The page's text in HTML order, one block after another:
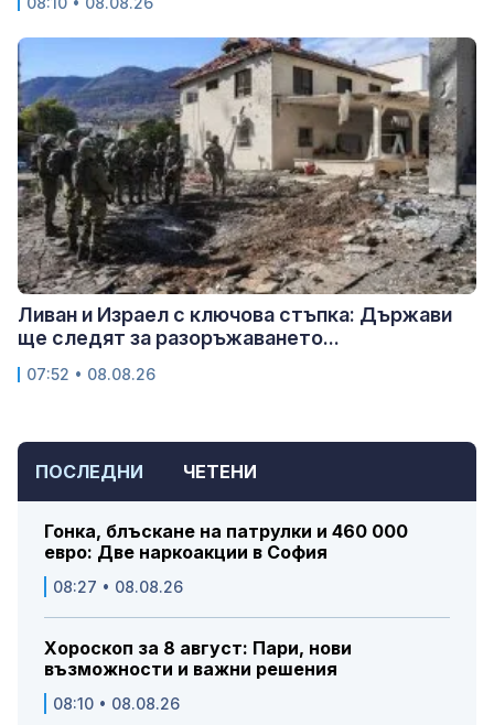
ПОСЛЕДНИ ЧЕТЕНИ
Гонка, блъскане на патрулки и 460 000
евро: Две наркоакции в София
08:27 • 08.08.26
Хороскоп за 8 август: Пари, нови
възможности и важни решения
08:10 • 08.08.26
Ливан и Израел с ключова стъпка: Държави
ще следят за разоръжаването...
07:52 • 08.08.26